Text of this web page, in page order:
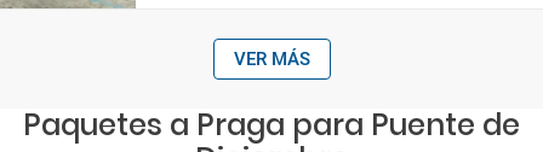
VER MÁS
Paquetes a Praga para Puente de